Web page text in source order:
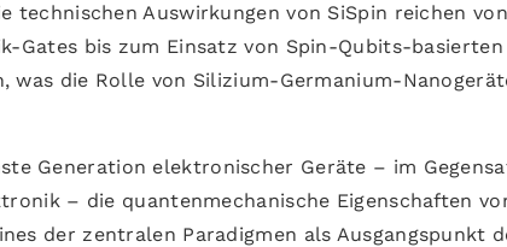
technischen Auswirkungen von SiSpin reichen
Gates bis zum Einsatz von Spin-Qubits-basierten
die Rolle von Silizium-Germanium-
Generation elektronischer Geräte – im
– die quantenmechanische Eigenschaften
der zentralen Paradigmen als Ausgangspunkt